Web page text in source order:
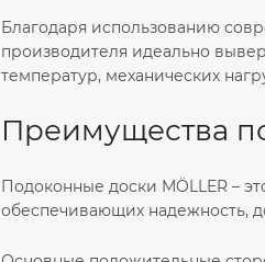
Благодаря использованию
производителя идеально
температур, механических
Преимущества
Подоконные доски MÖLLER –
обеспечивающих надежность,